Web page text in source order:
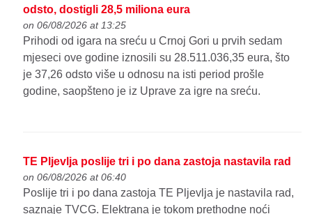
odsto, dostigli 28,5 miliona eura
on 06/08/2026 at 13:25
Prihodi od igara na sreću u Crnoj Gori u prvih sedam
mjeseci ove godine iznosili su 28.511.036,35 eura, što
je 37,26 odsto više u odnosu na isti period prošle
godine, saopšteno je iz Uprave za igre na sreću.
TE Pljevlja poslije tri i po dana zastoja nastavila rad
on 06/08/2026 at 06:40
Poslije tri i po dana zastoja TE Pljevlja je nastavila rad,
saznaje TVCG. Elektrana je tokom prethodne noći